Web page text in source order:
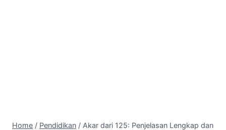
Home / Pendidikan / Akar dari 125: Penjelasan Lengkap dan